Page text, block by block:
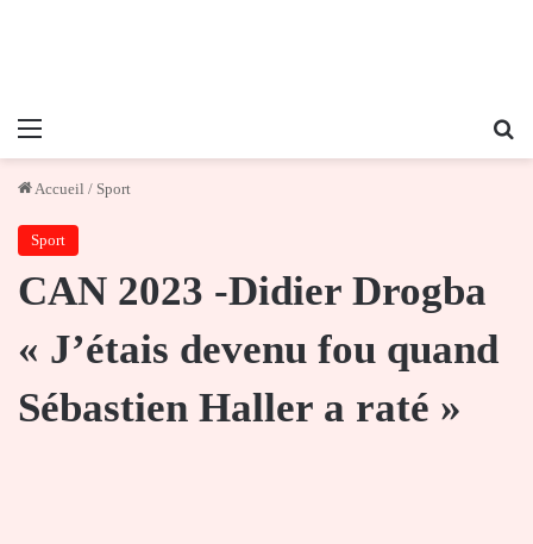
Menu
Accueil / Sport
Sport
CAN 2023 -Didier Drogba
« J’étais devenu fou quand
Sébastien Haller a raté »